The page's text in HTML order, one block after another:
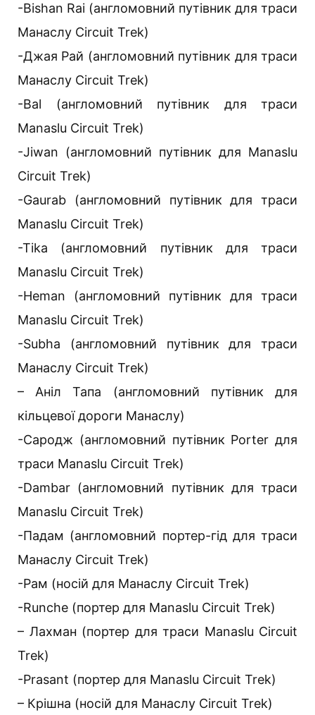
-Bishan Rai (англомовний путівник для траси
Манаслу Circuit Trek)
-Джая Рай (англомовний путівник для траси
Манаслу Circuit Trek)
-Bal (англомовний путівник для траси
Manaslu Circuit Trek)
-Jiwan (англомовний путівник для Manaslu
Circuit Trek)
-Gaurab (англомовний путівник для траси
Manaslu Circuit Trek)
-Tika (англомовний путівник для траси
Manaslu Circuit Trek)
-Heman (англомовний путівник для траси
Manaslu Circuit Trek)
-Subha (англомовний путівник для траси
Манаслу Circuit Trek)
– Аніл Тапа (англомовний путівник для
кільцевої дороги Манаслу)
-Сародж (англомовний путівник Porter для
траси Manaslu Circuit Trek)
-Dambar (англомовний путівник для траси
Manaslu Circuit Trek)
-Падам (англомовний портер-гід для траси
Манаслу Circuit Trek)
-Рам (носій для Манаслу Circuit Trek)
-Runche (портер для Manaslu Circuit Trek)
– Лахман (портер для траси Manaslu Circuit
Trek)
-Prasant (портер для Manaslu Circuit Trek)
– Крішна (носій для Манаслу Circuit Trek)